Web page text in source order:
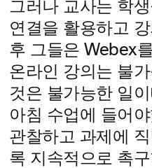
그러나 교사는 학
연결을 활용하고
후 그들은 Webex
온라인 강의는 불
것은 불가능한 일
아침 수업에 들어
관찰하고 과제에
록 지속적으로 촉